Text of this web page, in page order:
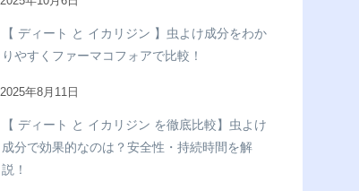
【 ディート と イカリジン 】虫よけ成分をわか
りやすくファーマコフォアで比較！
2025年8月11日
【 ディート と イカリジン を徹底比較】虫よけ
成分で効果的なのは？安全性・持続時間を解
説！